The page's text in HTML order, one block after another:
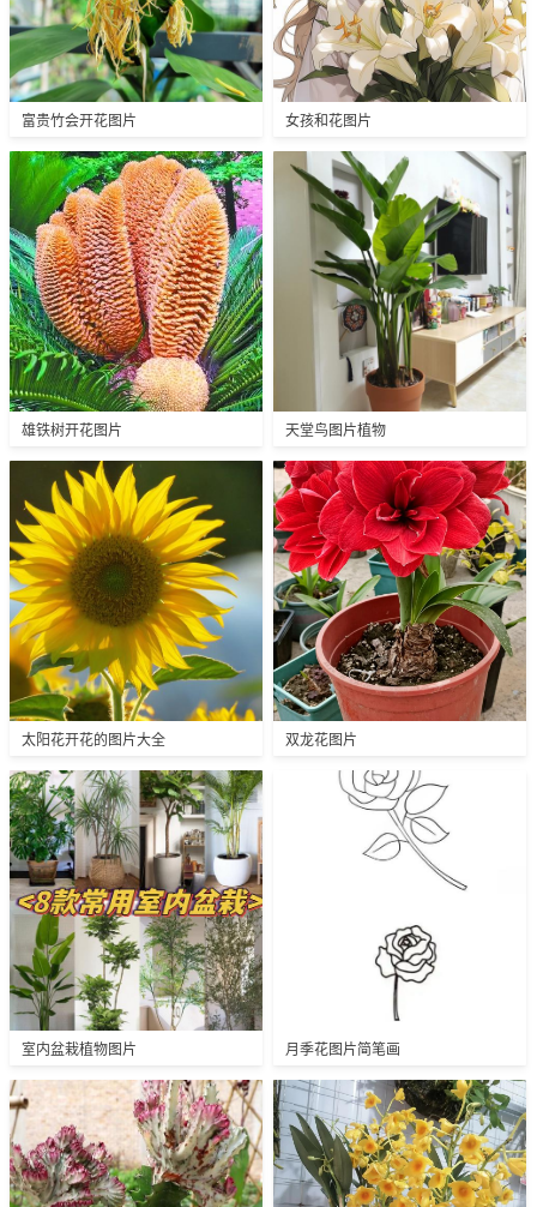
富贵竹会开花图片 女孩和花图片
雄铁树开花图片 天堂鸟图片植物
太阳花开花的图片大全 双龙花图片
室内盆栽植物图片 月季花图片简笔画